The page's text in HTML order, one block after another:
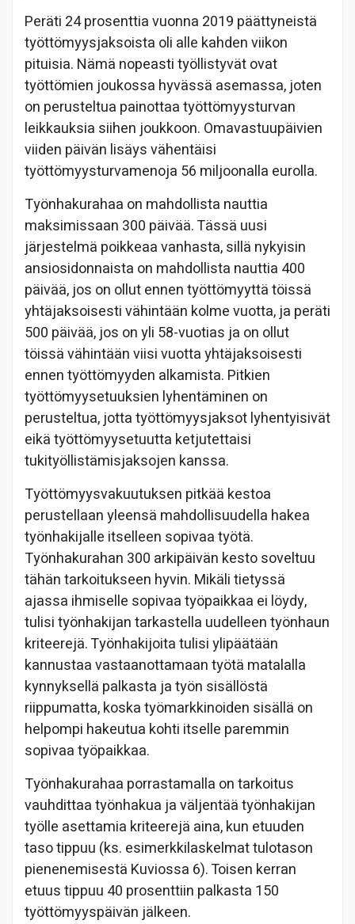
Peräti 24 prosenttia vuonna 2019 päättyneistä
työttömyysjaksoista oli alle kahden viikon
pituisia. Nämä nopeasti työllistyvät ovat
työttömien joukossa hyvässä asemassa, joten
on perusteltua painottaa työttömyysturvan
leikkauksia siihen joukkoon. Omavastuupäivien
viiden päivän lisäys vähentäisi
työttömyysturvamenoja 56 miljoonalla eurolla.
Työnhakurahaa on mahdollista nauttia
maksimissaan 300 päivää. Tässä uusi
järjestelmä poikkeaa vanhasta, sillä nykyisin
ansiosidonnaista on mahdollista nauttia 400
päivää, jos on ollut ennen työttömyyttä töissä
yhtäjaksoisesti vähintään kolme vuotta, ja peräti
500 päivää, jos on yli 58-vuotias ja on ollut
töissä vähintään viisi vuotta yhtäjaksoisesti
ennen työttömyyden alkamista. Pitkien
työttömyysetuuksien lyhentäminen on
perusteltua, jotta työttömyysjaksot lyhentyisivät
eikä työttömyysetuutta ketjutettaisi
tukityöllistämisjaksojen kanssa.
Työttömyysvakuutuksen pitkää kestoa
perustellaan yleensä mahdollisuudella hakea
työnhakijalle itselleen sopivaa työtä.
Työnhakurahan 300 arkipäivän kesto soveltuu
tähän tarkoitukseen hyvin. Mikäli tietyssä
ajassa ihmiselle sopivaa työpaikkaa ei löydy,
tulisi työnhakijan tarkastella uudelleen työnhaun
kriteerejä. Työnhakijoita tulisi ylipäätään
kannustaa vastaanottamaan työtä matalalla
kynnyksellä palkasta ja työn sisällöstä
riippumatta, koska työmarkkinoiden sisällä on
helpompi hakeutua kohti itselle paremmin
sopivaa työpaikkaa.
Työnhakurahaa porrastamalla on tarkoitus
vauhdittaa työnhakua ja väljentää työnhakijan
työlle asettamia kriteerejä aina, kun etuuden
taso tippuu (ks. esimerkkilaskelmat tulotason
pienenemisestä Kuviossa 6). Toisen kerran
etuus tippuu 40 prosenttiin palkasta 150
työttömyyspäivän jälkeen.